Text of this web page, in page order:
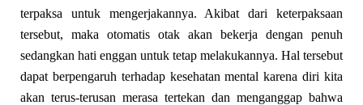
terpaksa untuk mengerjakannya. Akibat dari keterpaksaan
tersebut, maka otomatis otak akan bekerja dengan penuh
sedangkan hati enggan untuk tetap melakukannya. Hal tersebut
dapat berpengaruh terhadap kesehatan mental karena diri kita
akan terus-terusan merasa tertekan dan menganggap bahwa